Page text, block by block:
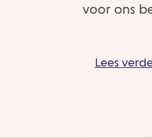
voor ons
Lees